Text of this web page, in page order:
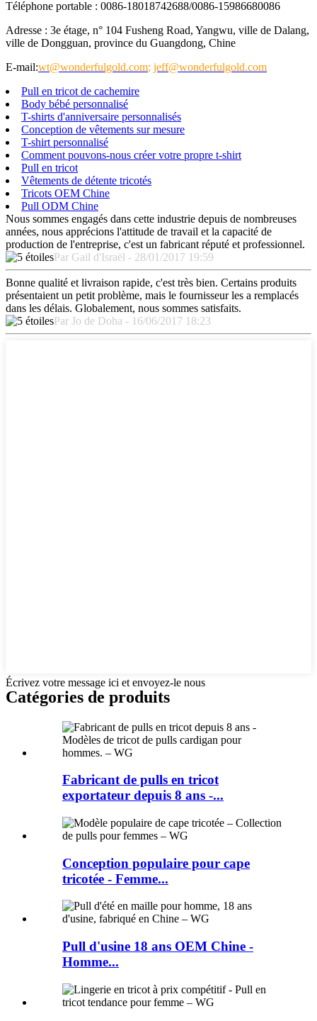
Téléphone portable : 0086-18018742688/0086-15986680086
Adresse : 3e étage, n° 104 Fusheng Road, Yangwu, ville de Dalang,
ville de Dongguan, province du Guangdong, Chine
E-mail:wt@wonderfulgold.com; jeff@wonderfulgold.com
Pull en tricot de cachemire
Body bébé personnalisé
T-shirts d'anniversaire personnalisés
Conception de vêtements sur mesure
T-shirt personnalisé
Comment pouvons-nous créer votre propre t-shirt
Pull en tricot
Vêtements de détente tricotés
Tricots OEM Chine
Pull ODM Chine
Nous sommes engagés dans cette industrie depuis de nombreuses
années, nous apprécions l'attitude de travail et la capacité de
production de l'entreprise, c'est un fabricant réputé et professionnel.
Par Gail d'Israël - 28/01/2017 19:59
Bonne qualité et livraison rapide, c'est très bien. Certains produits
présentaient un petit problème, mais le fournisseur les a remplacés
dans les délais. Globalement, nous sommes satisfaits.
Par Jo de Doha - 16/06/2017 18:23
Écrivez votre message ici et envoyez-le nous
Catégories de produits
Fabricant de pulls en tricot
exportateur depuis 8 ans -...
Conception populaire pour cape
tricotée - Femme...
Pull d'usine 18 ans OEM Chine -
Homme...